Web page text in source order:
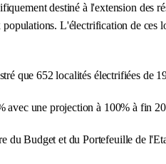
destiné à l'extension des
L'électrification de ces
que 652 localités électrifiées de
avec une projection à 100% à fin
du Budget et du Portefeuille de